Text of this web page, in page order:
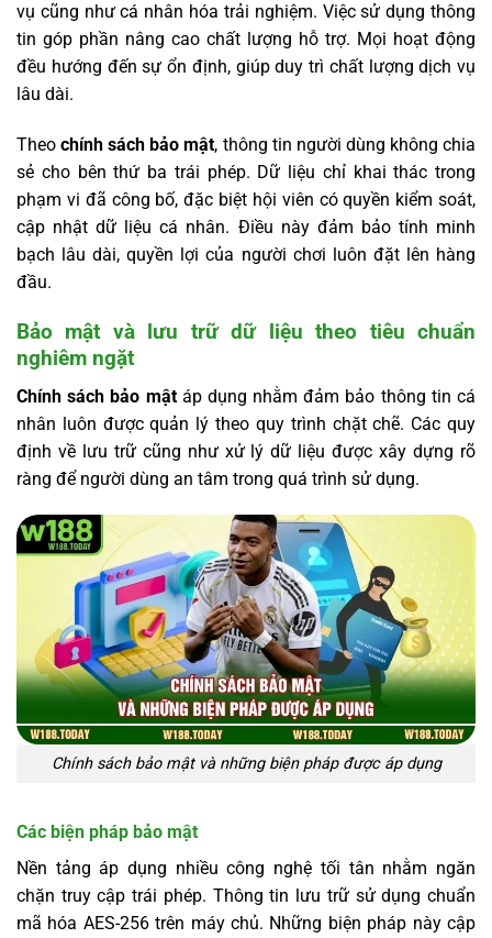
vụ cũng như cá nhân hóa trải nghiệm. Việc sử dụng thông
tin góp phần nâng cao chất lượng hỗ trợ. Mọi hoạt động
đều hướng đến sự ổn định, giúp duy trì chất lượng dịch vụ
lâu dài.
Theochính sách bảo mật, thông tin người dùng không chia
sẻ cho bên thứ ba trái phép. Dữ liệu chỉ khai thác trong
phạm vi đã công bố, đặc biệt hội viên có quyền kiểm soát,
cập nhật dữ liệu cá nhân. Điều này đảm bảo tính minh
bạch lâu dài, quyền lợi của người chơi luôn đặt lên hàng
đầu.
Bảo mật và lưu trữ dữ liệu theo tiêu chuẩn
nghiêm ngặt
Chính sách bảo mậtáp dụng nhằm đảm bảo thông tin cá
nhân luôn được quản lý theo quy trình chặt chẽ. Các quy
định về lưu trữ cũng như xử lý dữ liệu được xây dựng rõ
ràng để người dùng an tâm trong quá trình sử dụng.
Chính sách bảo mật và những biện pháp được áp dụng
Các biện pháp bảo mật
Nền tảng áp dụng nhiều công nghệ tối tân nhằm ngăn
chặn truy cập trái phép. Thông tin lưu trữ sử dụng chuẩn
mã hóa AES-256 trên máy chủ. Những biện pháp này cập